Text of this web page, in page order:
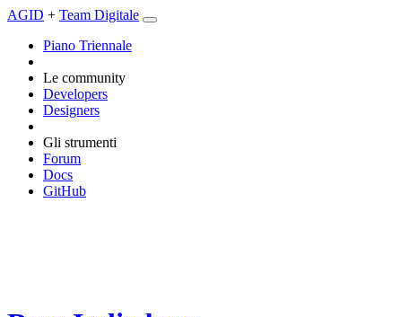
AGID + Team Digitale
Piano Triennale
Le community
Developers
Designers
Gli strumenti
Forum
Docs
GitHub